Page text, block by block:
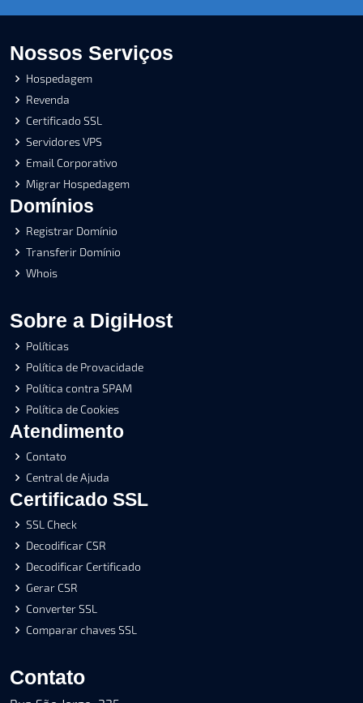
Nossos Serviços
Hospedagem
Revenda
Certificado SSL
Servidores VPS
Email Corporativo
Migrar Hospedagem
Domínios
Registrar Domínio
Transferir Domínio
Whois
Sobre a DigiHost
Políticas
Política de Provacidade
Política contra SPAM
Política de Cookies
Atendimento
Contato
Central de Ajuda
Certificado SSL
SSL Check
Decodificar CSR
Decodificar Certificado
Gerar CSR
Converter SSL
Comparar chaves SSL
Contato